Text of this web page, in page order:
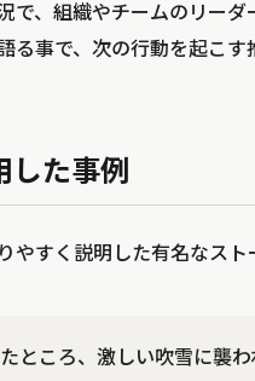
で、組織やチームのリー
る事で、次の行動を起こ
した事例
すく説明した有名なスト
ところ、激しい吹雪に襲